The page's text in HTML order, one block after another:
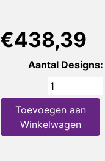
€438,39
Aantal Designs:
Toevoegen aan
Winkelwagen